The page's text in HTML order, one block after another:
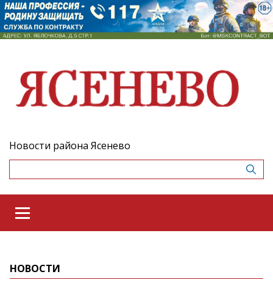
Новости района Ясенево
НОВОСТИ